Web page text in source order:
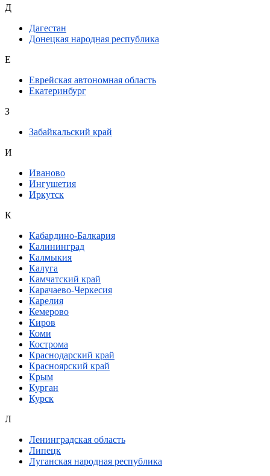
Д
Дагестан
Донецкая народная республика
Е
Еврейская автономная область
Екатеринбург
З
Забайкальский край
И
Иваново
Ингушетия
Иркутск
К
Кабардино-Балкария
Калининград
Калмыкия
Калуга
Камчатский край
Карачаево-Черкесия
Карелия
Кемерово
Киров
Коми
Кострома
Краснодарский край
Красноярский край
Крым
Курган
Курск
Л
Ленинградская область
Липецк
Луганская народная республика